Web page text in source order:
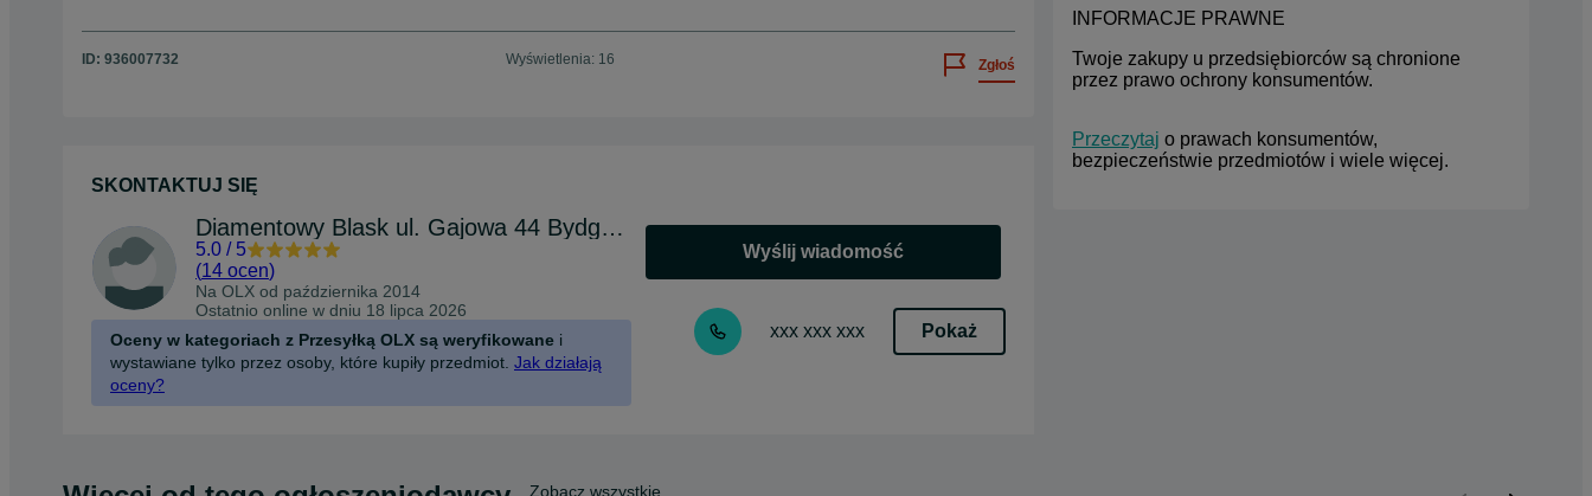
ID: 936007732 Wyświetlenia: 16 Zgłoś
SKONTAKTUJ SIĘ
Diamentowy Blask ul. Gajowa 44 Bydgoszcz
5.0 / 5
(14 ocen)
Na OLX od października 2014
Ostatnio online w dniu 18 lipca 2026
Oceny w kategoriach z Przesyłką OLX są weryfikowane i
wystawiane tylko przez osoby, które kupiły przedmiot. Jak działają
oceny?
Wyślij wiadomość
xxx xxx xxx Pokaż
INFORMACJE PRAWNE
Twoje zakupy u przedsiębiorców są chronione
przez prawo ochrony konsumentów.
Przeczytaj o prawach konsumentów,
bezpieczeństwie przedmiotów i wiele więcej.
Zobacz wszystkie